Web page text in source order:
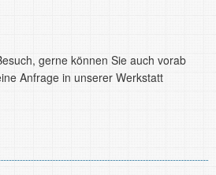
gerne können Sie auch vorab
Anfrage in unserer Werkstatt